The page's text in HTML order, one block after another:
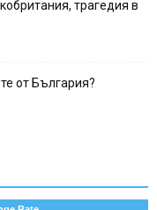
трагедия в
от България?